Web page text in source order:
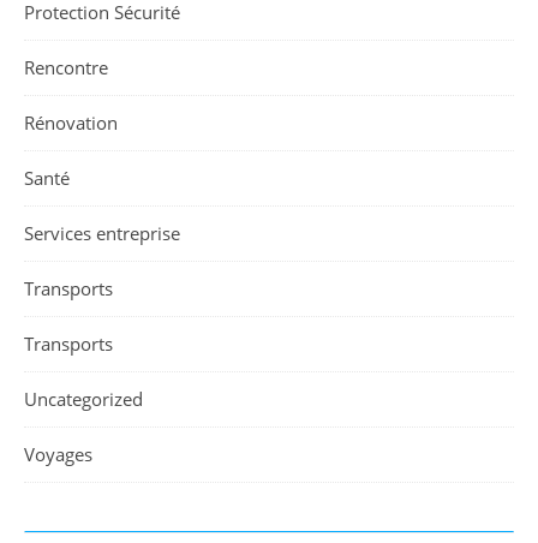
Protection Sécurité
Rencontre
Rénovation
Santé
Services entreprise
Transports
Transports
Uncategorized
Voyages